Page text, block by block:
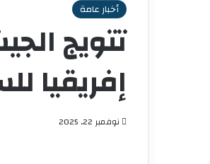
أخبار عامة
تتويج
إفريقيا
نوفمبر 22, 2025